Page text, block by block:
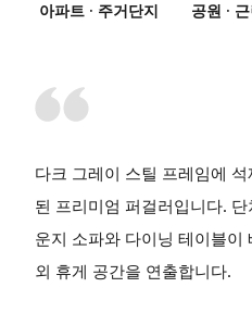
아파트 · 주거단지 공원 ·
다크 그레이 스틸 프레임에
된 프리미엄 퍼걸러입니다.
운지 소파와 다이닝 테이블이
외 휴게 공간을 연출합니다.